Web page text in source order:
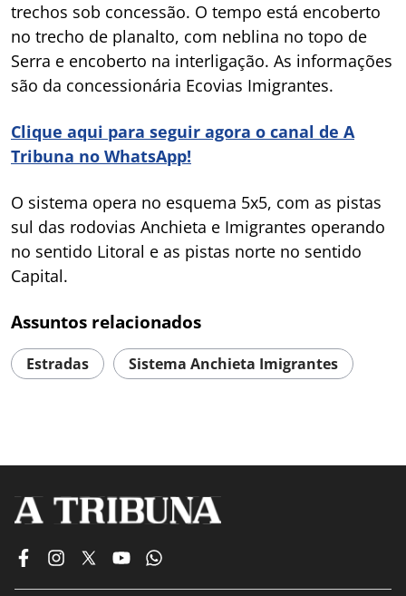
trechos sob concessão. O tempo está encoberto
no trecho de planalto, com neblina no topo de
Serra e encoberto na interligação. As informações
são da concessionária Ecovias Imigrantes.
Clique aqui para seguir agora o canal de A
Tribuna no WhatsApp!
O sistema opera no esquema 5x5, com as pistas
sul das rodovias Anchieta e Imigrantes operando
no sentido Litoral e as pistas norte no sentido
Capital.
Assuntos relacionados
Estradas Sistema Anchieta Imigrantes